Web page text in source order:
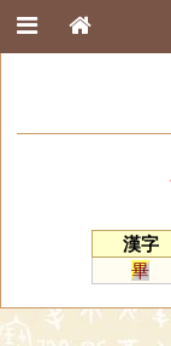
漢字
畢